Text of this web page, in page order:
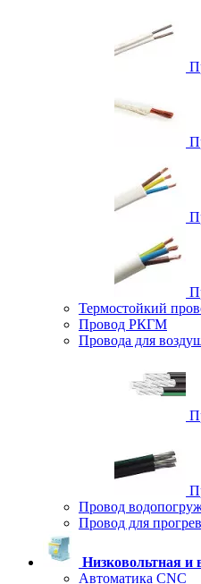
Термостойкий
Провод РКГМ
Провода для
Провод
Провод для
Низковольтная и
Автоматика CNC